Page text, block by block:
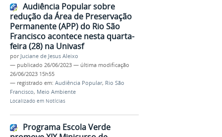
Audiência Popular sobre
redução da Área de Preservação
Permanente (APP) do Rio São
Francisco acontece nesta quarta-
feira (28) na Univasf
por Juciane de Jesus Aleixo
— publicado 26/06/2023 — última modificação
26/06/2023 15h55
— registrado em: Audiência Popular, Rio São
Francisco, Meio Ambiente
Localizado em Notícias
Programa Escola Verde